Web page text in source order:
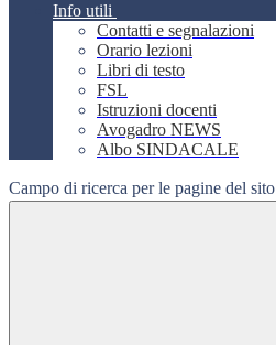
Info utili
Contatti e segnalazioni
Orario lezioni
Libri di testo
FSL
Istruzioni docenti
Avogadro NEWS
Albo SINDACALE
Campo di ricerca per le pagine del sito